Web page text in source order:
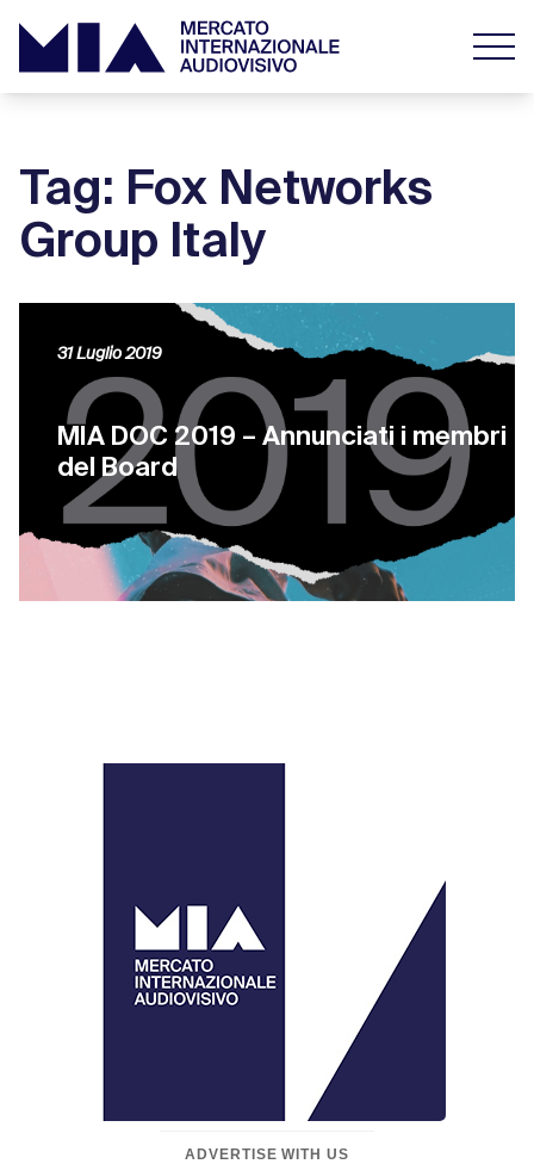
Tag: Fox Networks
Group Italy
MIA DOC 2019 – Annunciati i membri
del Board
31 Luglio 2019
ADVERTISE WITH US